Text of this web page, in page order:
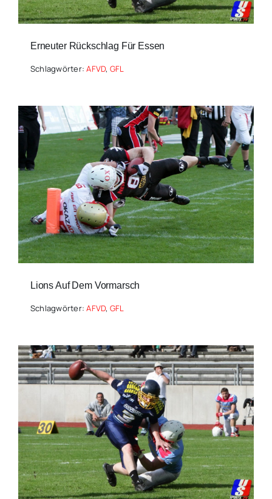
Erneuter Rückschlag Für Essen
Schlagwörter:AFVD, GFL
Lions Auf Dem Vormarsch
Schlagwörter:AFVD, GFL